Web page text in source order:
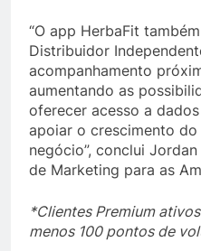
“O app HerbaFit
Distribuidor
acompanhamento
aumentando as
oferecer acesso a
apoiar o crescimento
negócio”, conclui
de Marketing para as
*Clientes Premium
menos 100 pontos de